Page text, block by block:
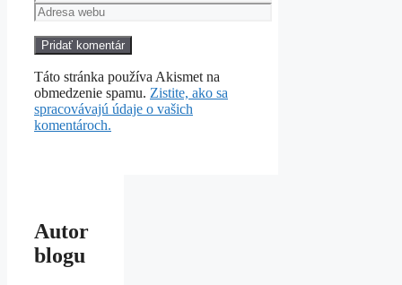
Adresa
webu
Táto stránka používa Akismet na
obmedzenie spamu. Zistite, ako sa
spracovávajú údaje o vašich
komentároch.
Autor
blogu